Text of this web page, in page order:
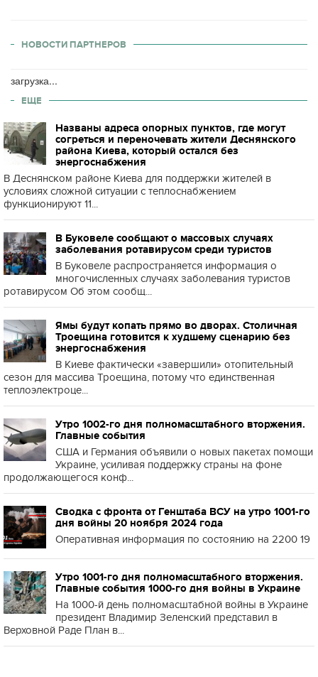
НОВОСТИ ПАРТНЕРОВ
загрузка...
ЕЩЕ
Названы адреса опорных пунктов, где могут
согреться и переночевать жители Деснянского
района Киева, который остался без
энергоснабжения
В Деснянском районе Киева для поддержки жителей в
условиях сложной ситуации с теплоснабжением
функционируют 11...
В Буковеле сообщают о массовых случаях
заболевания ротавирусом среди туристов
В Буковеле распространяется информация о
многочисленных случаях заболевания туристов
ротавирусом Об этом сообщ...
Ямы будут копать прямо во дворах. Столичная
Троещина готовится к худшему сценарию без
энергоснабжения
В Киеве фактически «завершили» отопительный
сезон для массива Троещина, потому что единственная
теплоэлектроце...
Утро 1002-го дня полномасштабного вторжения.
Главные события
США и Германия объявили о новых пакетах помощи
Украине, усиливая поддержку страны на фоне
продолжающегося конф...
Сводка с фронта от Генштаба ВСУ на утро 1001-го
дня войны 20 ноября 2024 года
Оперативная информация по состоянию на 2200 19
Утро 1001-го дня полномасштабного вторжения.
Главные события 1000-го дня войны в Украине
На 1000-й день полномасштабной войны в Украине
президент Владимир Зеленский представил в
Верховной Раде План в...